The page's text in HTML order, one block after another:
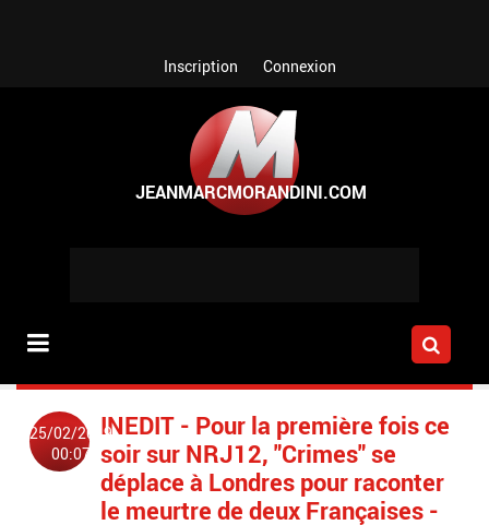
Inscription Connexion
25/02/2019
00:07
INEDIT - Pour la première fois ce
soir sur NRJ12, "Crimes" se
déplace à Londres pour raconter
le meurtre de deux Françaises -